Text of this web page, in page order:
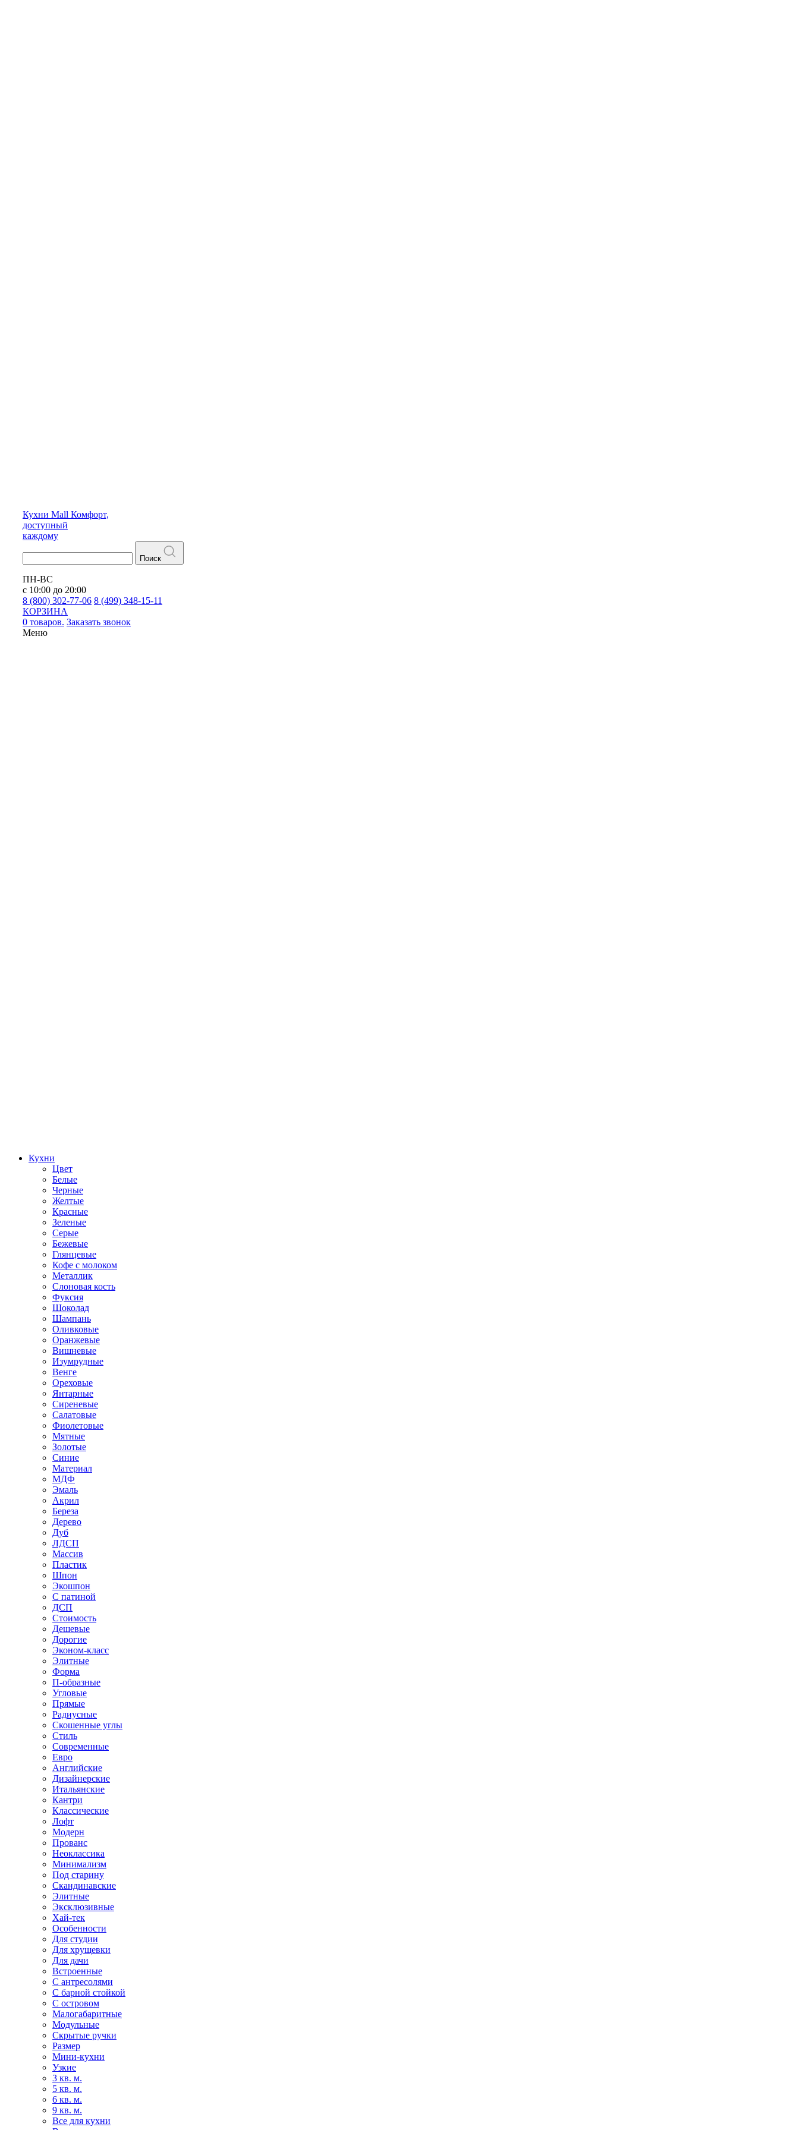
Кухни Mall Комфорт,
доступный
каждому
Поиск
ПН-ВС
с 10:00 до 20:00
8 (800) 302-77-06 8 (499) 348-15-11
КОРЗИНА
0 товаров. Заказать звонок
Меню
Кухни
Цвет
Белые
Черные
Желтые
Красные
Зеленые
Серые
Бежевые
Глянцевые
Кофе с молоком
Металлик
Слоновая кость
Фуксия
Шоколад
Шампань
Оливковые
Оранжевые
Вишневые
Изумрудные
Венге
Ореховые
Янтарные
Сиреневые
Салатовые
Фиолетовые
Мятные
Золотые
Синие
Материал
МДФ
Эмаль
Акрил
Береза
Дерево
Дуб
ЛДСП
Массив
Пластик
Шпон
Экошпон
С патиной
ДСП
Стоимость
Дешевые
Дорогие
Эконом-класс
Элитные
Форма
П-образные
Угловые
Прямые
Радиусные
Скошенные углы
Стиль
Современные
Евро
Английские
Дизайнерские
Итальянские
Кантри
Классические
Лофт
Модерн
Прованс
Неоклассика
Минимализм
Под старину
Скандинавские
Элитные
Эксклюзивные
Хай-тек
Особенности
Для студии
Для хрущевки
Для дачи
Встроенные
С антресолями
С барной стойкой
С островом
Малогабаритные
Модульные
Скрытые ручки
Размер
Мини-кухни
Узкие
3 кв. м.
5 кв. м.
6 кв. м.
9 кв. м.
Все для кухни